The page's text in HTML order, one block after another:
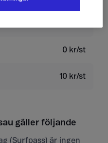
0 kr/st
10 kr/st
gäller följande
(Surfpass) är ingen